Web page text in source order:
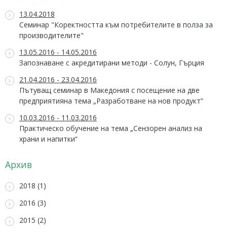
13.04.2018
Семинар "Коректността към потребителите в полза за
производителите"
13.05.2016 - 14.05.2016
Запознаване с акредитирани методи - Солун, Гърция
21.04.2016 - 23.04.2016
Пътуващ семинар в Македония с посещение на две
предприятияна тема „Разработване на нов продукт”
10.03.2016 - 11.03.2016
Практическо обучение на тема „Сензорен анализ на
храни и напитки“
Архив
2018 (1)
2016 (3)
2015 (2)